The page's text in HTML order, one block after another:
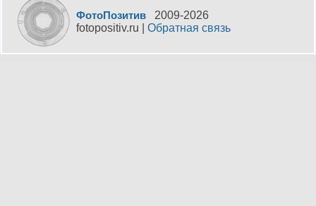
ФотоПозитив 2009-2026
fotopositiv.ru | Обратная связь